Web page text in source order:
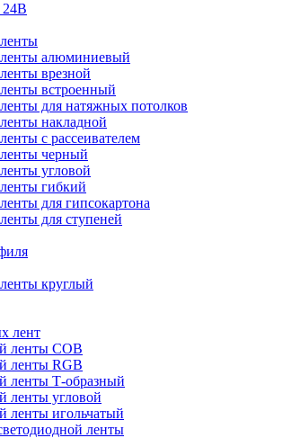
24В
алюминиевый
врезной
встроенный
для натяжных потолков
накладной
с рассеивателем
черный
угловой
гибкий
для гипсокартона
для ступеней
круглый
лент
ленты COB
ленты RGB
ленты Т-образный
ленты угловой
ленты игольчатый
ленты